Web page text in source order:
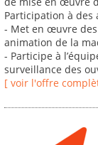
Participation à des
- Met en œuvre
animation de la
- Participe à
surveillance des
[ voir l'offre